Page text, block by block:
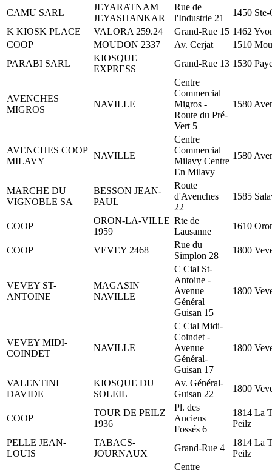
CAMU SARL
JEYARATNAM
JEYASHANKAR
Rue de
l'Industrie 21
1450
K KIOSK PLACE
VALORA 259.24 Grand-Rue 15 1462
COOP
MOUDON 2337 Av. Cerjat
1510
PARABI SARL
KIOSQUE
EXPRESS
Grand-Rue 13 1530
AVENCHES
MIGROS
NAVILLE
Centre
Commercial
Migros -
Route du Pré-
Vert 5
1580
AVENCHES COOP
MILAVY
NAVILLE
Centre
Commercial
Milavy Centre
En Milavy
1580
MARCHE DU
VIGNOBLE SA
BESSON JEAN-
PAUL
Route
d'Avenches
22
1585
COOP
ORON-LA-VILLE
1959
Rte de
Lausanne
1610
COOP VEVEY 2468
Rue du
Simplon 28
1800
VEVEY ST-
ANTOINE
MAGASIN
NAVILLE
C Cial St-
Antoine -
Avenue
Général
Guisan 15
1800
VEVEY MIDI-
COINDET
NAVILLE
C Cial Midi-
Coindet -
Avenue
Général-
Guisan 17
1800
VALENTINI
DAVIDE
KIOSQUE DU
SOLEIL
Av. Général-
Guisan 22
1800
COOP
TOUR DE PEILZ
1936
Pl. des
Anciens
Fossés 6
1814 La
Peilz
PELLE JEAN-
LOUIS
TABACS-
JOURNAUX
Grand-Rue 4
1814 La
Peilz
Centre